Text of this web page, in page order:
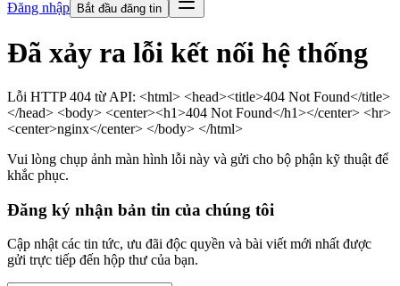
Đăng nhập
Bắt đầu đăng tin
Đã xảy ra lỗi kết nối hệ thống
Lỗi HTTP 404 từ API: <html> <head><title>404 Not Found</title>
</head> <body> <center><h1>404 Not Found</h1></center> <hr>
<center>nginx</center> </body> </html>
Vui lòng chụp ảnh màn hình lỗi này và gửi cho bộ phận kỹ thuật để
khắc phục.
Đăng ký nhận bản tin của chúng tôi
Cập nhật các tin tức, ưu đãi độc quyền và bài viết mới nhất được
gửi trực tiếp đến hộp thư của bạn.